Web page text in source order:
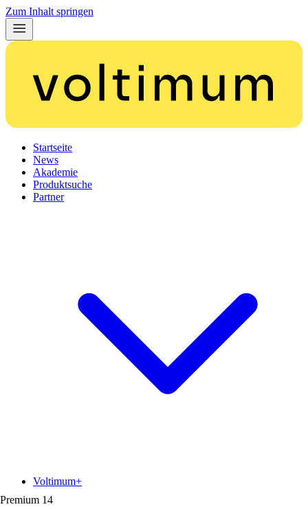
Zum Inhalt springen
Startseite
News
Akademie
Produktsuche
Partner
Premium 14
Voltimum+